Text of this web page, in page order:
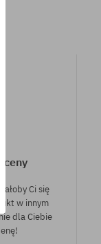
ceny
Ci się
w innym
dla Ciebie